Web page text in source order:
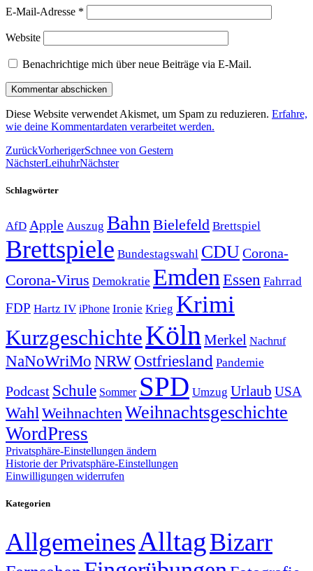
E-Mail-Adresse *
Website
Benachrichtige mich über neue Beiträge via E-Mail.
Diese Website verwendet Akismet, um Spam zu reduzieren. Erfahre,
wie deine Kommentardaten verarbeitet werden.
ZurückVorherigerSchnee von Gestern
NächsterLeihuhrNächster
Schlagwörter
AfD Apple Auszug Bahn Bielefeld Brettspiel
Brettspiele Bundestagswahl CDUCorona-
Corona-Virus Demokratie Emden Essen Fahrrad
FDP Hartz IV iPhone Ironie Krieg Krimi
KurzgeschichteKölnMerkel Nachruf
NaNoWriMo NRWOstfriesland Pandemie
Podcast Schule Sommer SPD Umzug Urlaub USA
WahlWeihnachtenWeihnachtsgeschichte
WordPress
Privatsphäre-Einstellungen ändern
Historie der Privatsphäre-Einstellungen
Einwilligungen widerrufen
Kategorien
AllgemeinesAlltagBizarr